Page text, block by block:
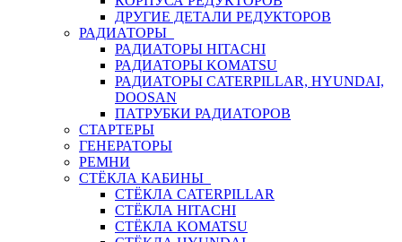
ДРУГИЕ ДЕТАЛИ РЕДУКТОРОВ
РАДИАТОРЫ
РАДИАТОРЫ HITACHI
РАДИАТОРЫ KOMATSU
РАДИАТОРЫ CATERPILLAR, HYUNDAI,
DOOSAN
ПАТРУБКИ РАДИАТОРОВ
СТАРТЕРЫ
ГЕНЕРАТОРЫ
РЕМНИ
СТЁКЛА КАБИНЫ
СТЁКЛА CATERPILLAR
СТЁКЛА HITACHI
СТЁКЛА KOMATSU